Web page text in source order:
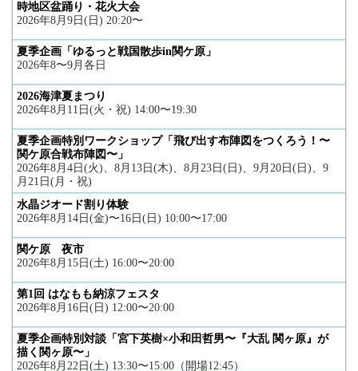
時地区盆踊り・花火大会
2026年8月9日(日) 20:20〜
夏季企画「ゆるっと戦国散歩in関ケ原」
2026年8〜9月各日
2026海津夏まつり
2026年8月11日(火・祝) 14:00〜19:30
夏季企画特別ワークショップ「飛び出す布陣図をつくろう！〜
関ケ原合戦布陣図〜」
2026年8月4日(火)、8月13日(木)、8月23日(日)、9月20日(日)、9
月21日(月・祝)
水晶ジオード割り体験
2026年8月14日(金)〜16日(日) 10:00〜17:00
関ケ原 夜市
2026年8月15日(土) 16:00〜20:00
第1回 はなもも納涼フェスタ
2026年8月16日(日) 12:00〜20:00
夏季企画特別対談「宮下英樹×小和田哲男〜『大乱 関ヶ原』が
描く関ヶ原〜」
2026年8月22日(土) 13:30〜15:00（開場12:45）